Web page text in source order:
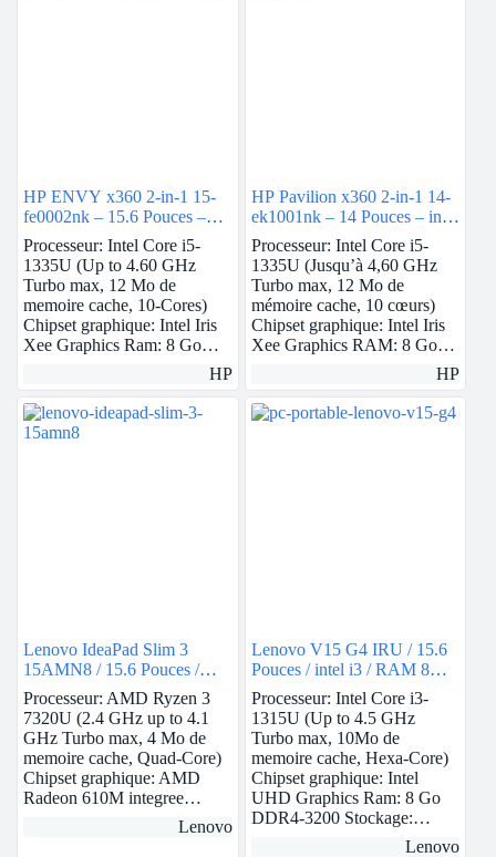
HP ENVY x360 2-in-1 15-
fe0002nk – 15.6 Pouces –
intel i5 – RAM 8Go – 512Go
SSD – Intel Iris Xe
Processeur: Intel Core i5-
1335U (Up to 4.60 GHz
Turbo max, 12 Mo de
memoire cache, 10-Cores)
Chipset graphique: Intel Iris
Xee Graphics Ram: 8 Go…
HP
HP Pavilion x360 2-in-1 14-
ek1001nk – 14 Pouces – intel
i5 – RAM 8Go – 512Go
SSD – Intel Iris Xe
Processeur: Intel Core i5-
1335U (Jusqu’à 4,60 GHz
Turbo max, 12 Mo de
mémoire cache, 10 cœurs)
Chipset graphique: Intel Iris
Xee Graphics RAM: 8 Go…
HP
Lenovo IdeaPad Slim 3
15AMN8 / 15.6 Pouces /
Ryzen 3 / RAM 8Go /
256Go SSD / AMD Radeon
Processeur: AMD Ryzen 3
7320U (2.4 GHz up to 4.1
GHz Turbo max, 4 Mo de
memoire cache, Quad-Core)
Chipset graphique: AMD
Radeon 610M integree…
Lenovo
Lenovo V15 G4 IRU / 15.6
Pouces / intel i3 / RAM 8Go
/ 512Go SSD / Intel UHD
Processeur: Intel Core i3-
1315U (Up to 4.5 GHz
Turbo max, 10Mo de
memoire cache, Hexa-Core)
Chipset graphique: Intel
UHD Graphics Ram: 8 Go
DDR4-3200 Stockage:…
Lenovo